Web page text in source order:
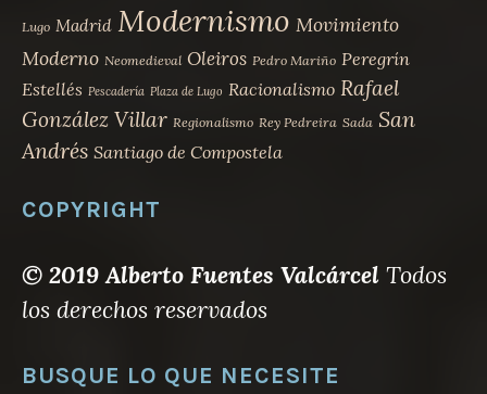
Lugo Madrid Modernismo Movimiento
Moderno Neomedieval Oleiros Pedro Mariño Peregrín
Estellés Pescadería Plaza de Lugo Racionalismo Rafael
González Villar Regionalismo Rey Pedreira Sada San
Andrés Santiago de Compostela
COPYRIGHT
© 2019 Alberto Fuentes Valcárcel Todos
los derechos reservados
BUSQUE LO QUE NECESITE